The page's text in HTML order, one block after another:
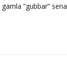
”gubbar”